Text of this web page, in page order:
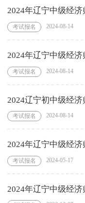
2024年辽宁中级经济
考试报名 2024-08-14
2024年辽宁中级经
考试报名 2024-08-14
2024辽宁初中级经
考试报名 2024-08-14
2024年辽宁中级经
考试报名 2024-05-17
2024年辽宁中级经